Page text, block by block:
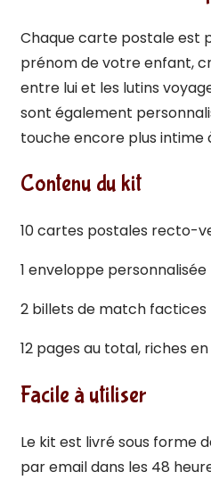
Chaque carte postale est
prénom de votre enfant,
entre lui et les lutins
sont également
touche encore plus intime
Contenu du kit
10 cartes postales recto-
1 enveloppe personnalisée
2 billets de match factices
12 pages au total, riches
Facile à utiliser
Le kit est livré sous forme
par email dans les 48